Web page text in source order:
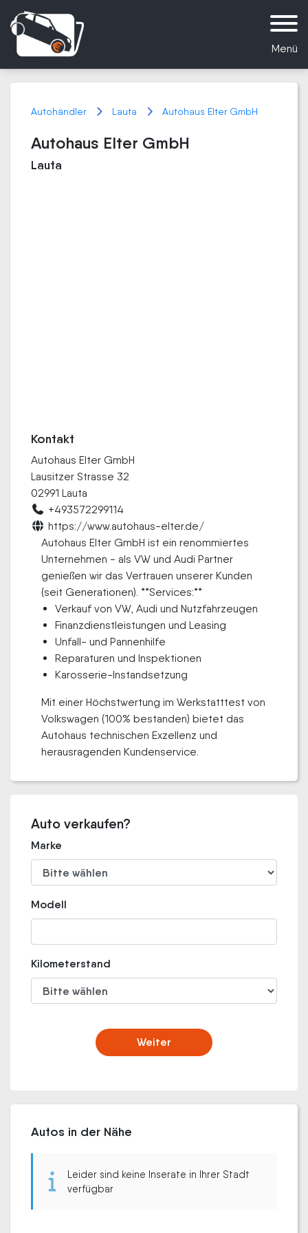
Menü
Autohändler Lauta Autohaus Elter GmbH
Autohaus Elter GmbH
Lauta
Kontakt
Autohaus Elter GmbH
Lausitzer Strasse 32
02991 Lauta
+493572299114
https://www.autohaus-elter.de/
Autohaus Elter GmbH ist ein renommiertes
Unternehmen - als VW und Audi Partner
genießen wir das Vertrauen unserer Kunden
(seit Generationen). **Services:**
Verkauf von VW, Audi und Nutzfahrzeugen
Finanzdienstleistungen und Leasing
Unfall- und Pannenhilfe
Reparaturen und Inspektionen
Karosserie-Instandsetzung
Mit einer Höchstwertung im Werkstatttest von
Volkswagen (100% bestanden) bietet das
Autohaus technischen Exzellenz und
herausragenden Kundenservice.
Auto verkaufen?
Marke
Modell
Kilometerstand
Weiter
Autos in der Nähe
Leider sind keine Inserate in Ihrer Stadt
verfügbar